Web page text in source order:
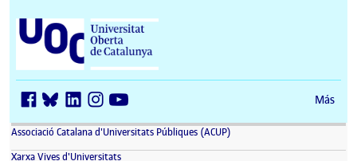
Universitat Oberta de Catalunya (UOC)
Más
Associació Catalana d'Universitats Públiques (ACUP)
Xarxa Vives d'Universitats(se abre en nueva ventana)